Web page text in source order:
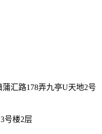
汇路178弄九亭U天地2号
号楼2层